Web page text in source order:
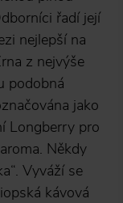
řadí její
nejlepší na
z nejvýše
podobná
jako
Longberry pro
Někdy
Vyváží se
kávová